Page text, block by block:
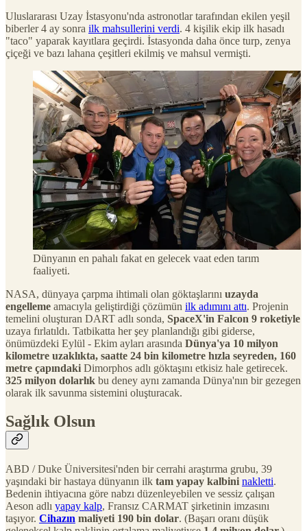
Uluslararası Uzay İstasyonu'nda astronotlar tarafından ekilen yeşil
biberler 4 ay sonra ilk mahsullerini verdi. 4 kişilik ekip ilk hasadı
"taco" yaparak kayıtlara geçirdi. İstasyonda daha önce turp, zenya
çiçeği ve bazı lahana çeşitleri ekilmiş ve mahsul vermişti.
Dünyanın en pahalı fakat en gelecek vaat eden tarım
faaliyeti.
NASA, dünyaya çarpma ihtimali olan göktaşlarını uzayda
engelleme amacıyla geliştirdiği çözümün ilk adımını attı. Projenin
temelini oluşturan DART adlı sonda, SpaceX'in Falcon 9 roketiyle
uzaya fırlatıldı. Tatbikatta her şey planlandığı gibi giderse,
önümüzdeki Eylül - Ekim ayları arasında Dünya'ya 10 milyon
kilometre uzaklıkta, saatte 24 bin kilometre hızla seyreden, 160
metre çapındaki Dimorphos adlı göktaşını etkisiz hale getirecek.
325 milyon dolarlık bu deney aynı zamanda Dünya'nın bir gezegen
olarak ilk savunma sistemini oluşturacak.
Sağlık Olsun
ABD / Duke Üniversitesi'nden bir cerrahi araştırma grubu, 39
yaşındaki bir hastaya dünyanın ilk tam yapay kalbini nakletti.
Bedenin ihtiyacına göre nabzı düzenleyebilen ve sessiz çalışan
Aeson adlı yapay kalp, Fransız CARMAT şirketinin imzasını
taşıyor. Cihazın maliyeti 190 bin dolar. (Başarı oranı düşük